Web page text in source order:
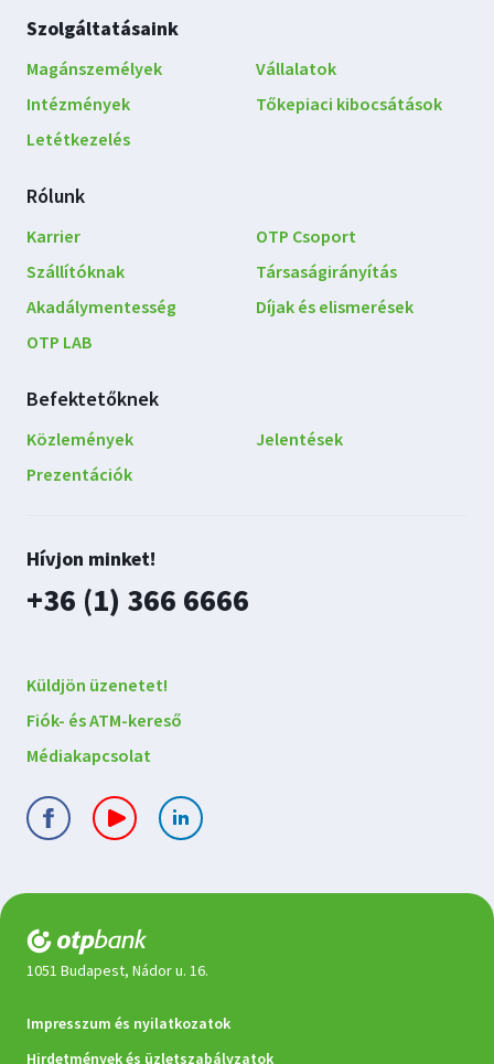
Lábléc
navigáció
Szolgáltatásaink
Magánszemélyek
Vállalatok
Intézmények
Tőkepiaci kibocsátások
Letétkezelés
Rólunk
Karrier
Szállítóknak
Akadálymentesség
OTP LAB
OTP Csoport
Társaságirányítás
Díjak és elismerések
Befektetőknek
Közlemények
Jelentések
Prezentációk
Lépjen
kapcsolatba
velünk
Hívjon minket!
plusz
+36 (1) 366 6666
Küldjön üzenetet!
Fiók- és ATM-kereső
Médiakapcsolat
1051 Budapest, Nádor u. 16.
Jogi
Impresszum és nyilatkozatok
Hirdetmények és üzletszabályzatok